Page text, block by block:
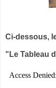
Ci-dessous,
"Le Tableau